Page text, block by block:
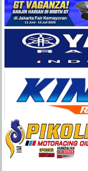
Balap
Paling
Lengkap